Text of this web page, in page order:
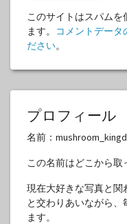
このサイトはスパムを
ます。
コメントデータ
ださい。
プロフィール
名前：
この名前はどこから取
現在大好きな写真と関
と交わりあいながら
ます。